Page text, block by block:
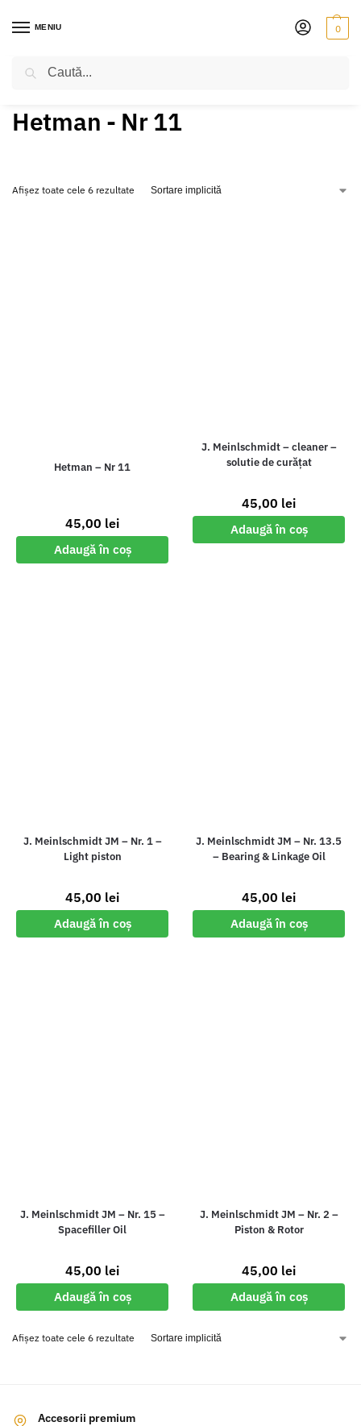
MENIU 0
Hetman - Nr 11
Afișez toate cele 6 rezultate
Hetman – Nr 11
45,00 lei
Adaugă în coș
J. Meinlschmidt – cleaner –
solutie de curățat
45,00 lei
Adaugă în coș
J. Meinlschmidt JM – Nr. 1 –
Light piston
45,00 lei
Adaugă în coș
J. Meinlschmidt JM – Nr. 13.5
– Bearing & Linkage Oil
45,00 lei
Adaugă în coș
J. Meinlschmidt JM – Nr. 15 –
Spacefiller Oil
45,00 lei
Adaugă în coș
J. Meinlschmidt JM – Nr. 2 –
Piston & Rotor
45,00 lei
Adaugă în coș
Afișez toate cele 6 rezultate
Accesorii premium